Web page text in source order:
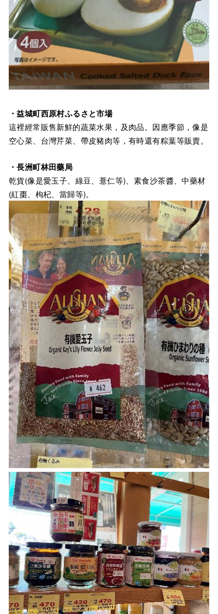
・益城町西原村ふるさと市場
這裡經常販售新鮮的蔬菜水果，及肉品。因應季節，像是
空心菜、台灣芹菜、帶皮豬肉等，有時還有粽葉等販賣。
・長洲町林田藥局
乾貨(像是愛玉子、綠豆、薏仁等)、素食沙茶醬、中藥材
(紅棗、枸杞、當歸等)。